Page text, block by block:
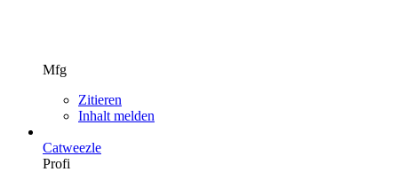
Mfg
Zitieren
Inhalt melden
Catweezle
Profi